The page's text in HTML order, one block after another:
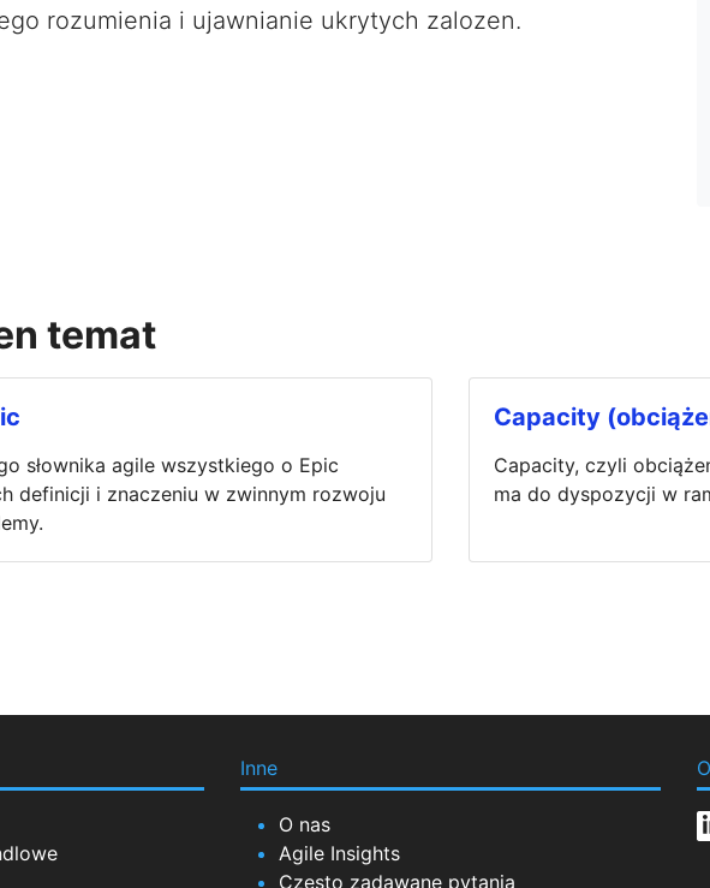
rozumienia i ujawnianie ukrytych zalozen.
temat
słownika agile wszystkiego o Epic
definicji i znaczeniu w zwinnym rozwoju
Capacity
Capacity, czyli
ma do dyspozycji w
Inne
O nas
Agile Insights
Często zadawane pytania